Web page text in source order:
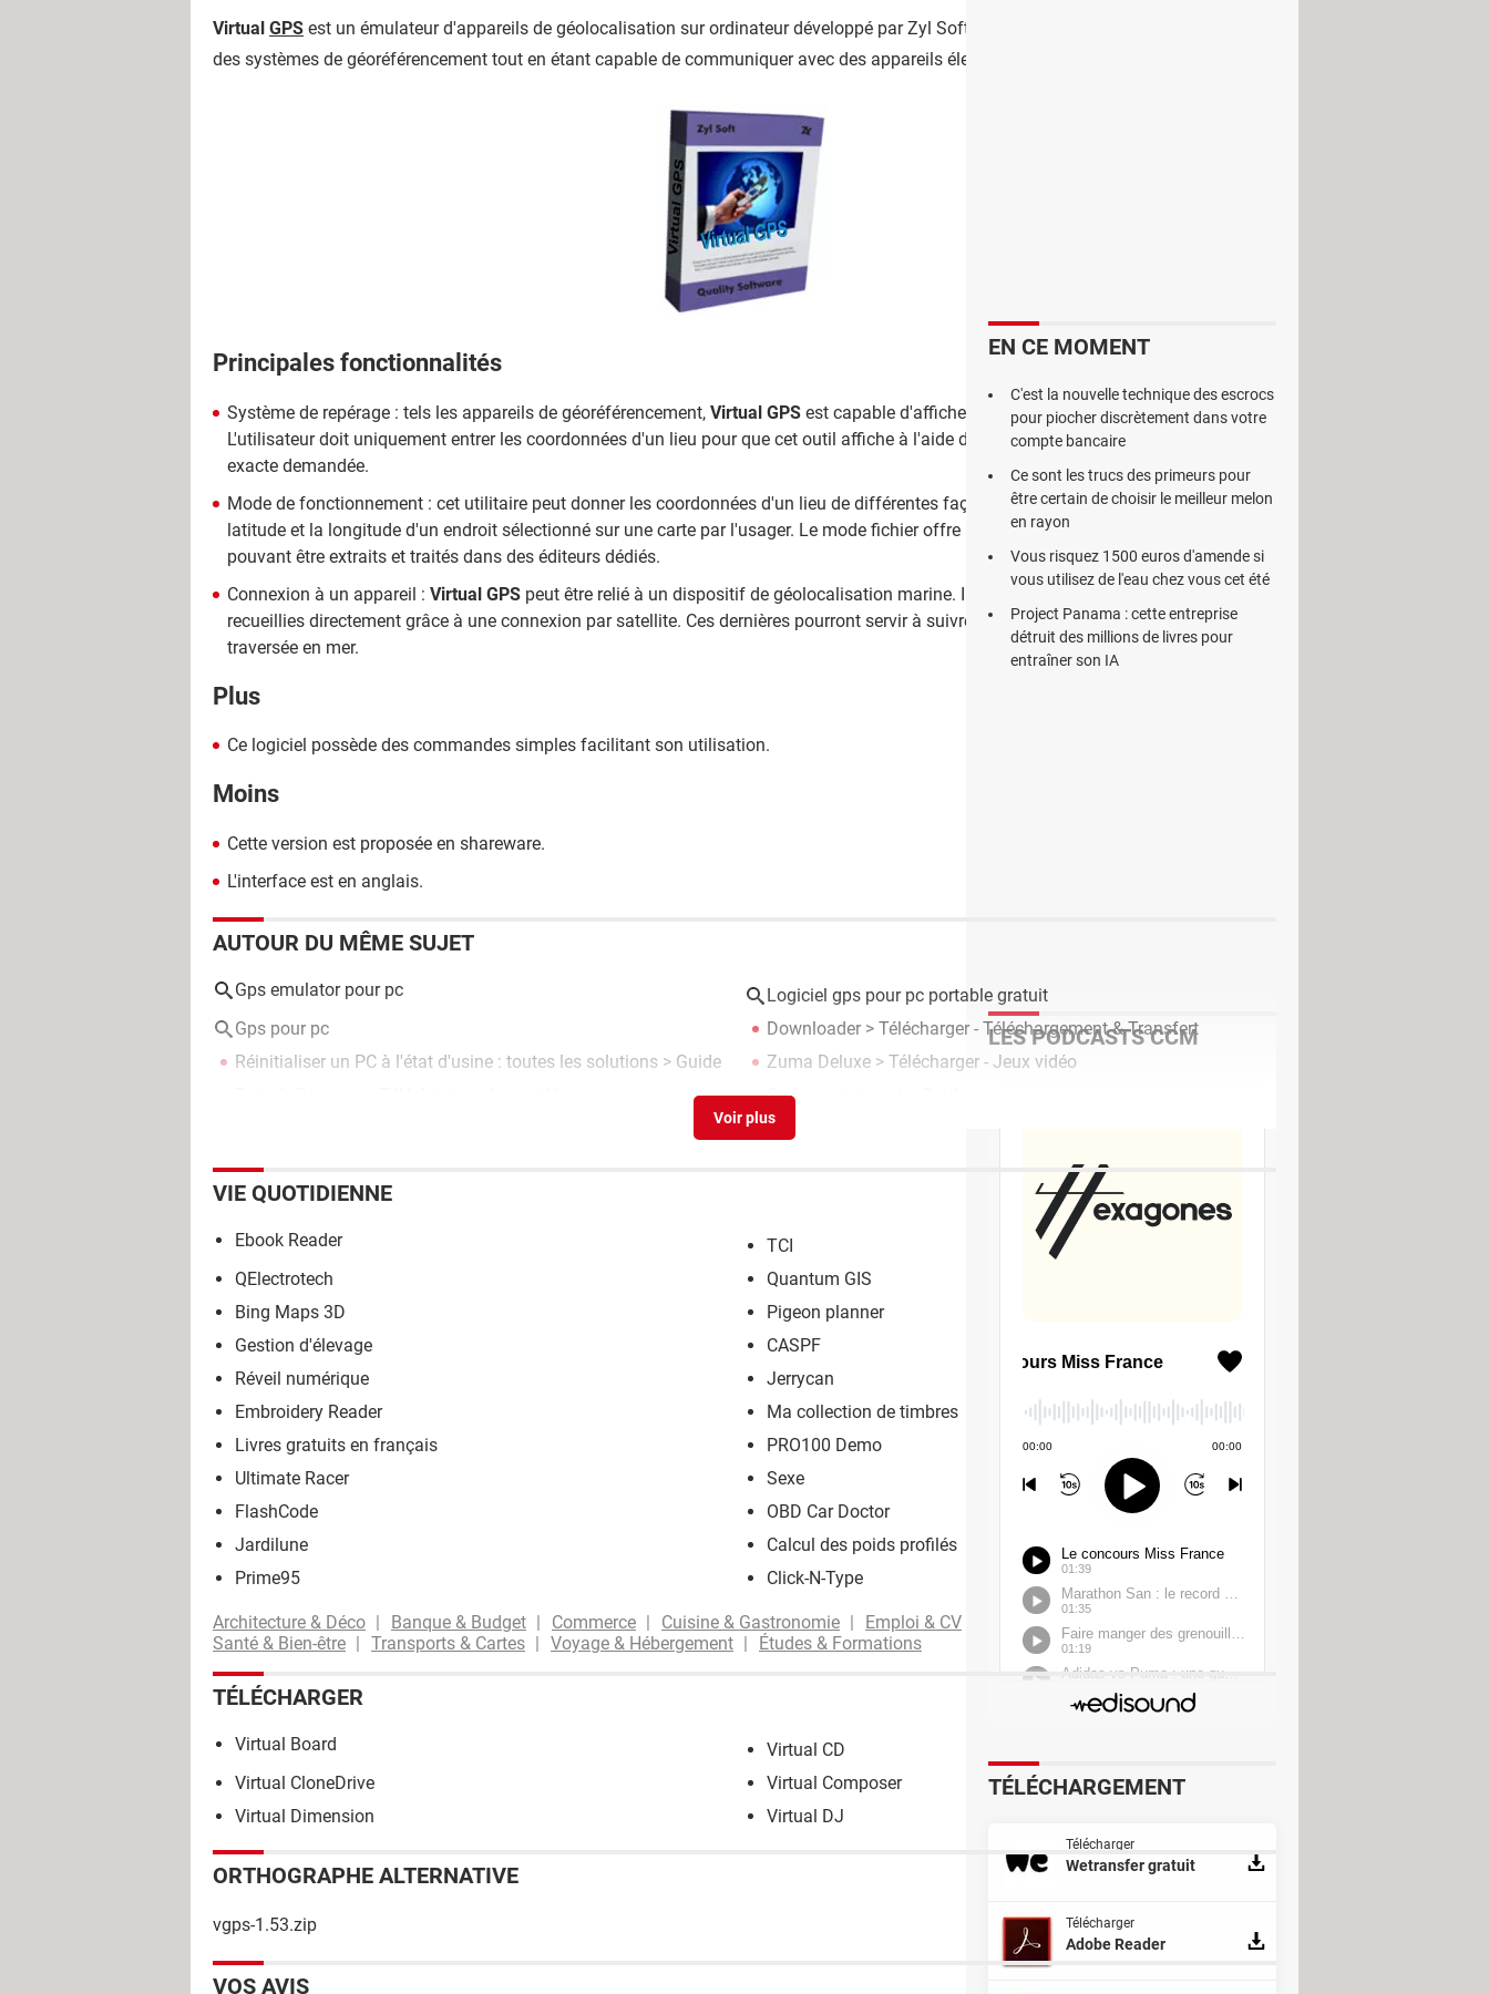
Virtual GPS est un émulateur d'appareils de géolocalisation sur ordinateur développé par Zyl Soft. Il possède toutes les fonctionnalités
des systèmes de géoréférencement tout en étant capable de communiquer avec des appareils électroniques marins.
Principales fonctionnalités
Système de repérage : tels les appareils de géoréférencement, Virtual GPS est capable d'afficher n'importe quel endroit sur la planète.
L'utilisateur doit uniquement entrer les coordonnées d'un lieu pour que cet outil affiche à l'aide d'un logiciel de cartographie la position
exacte demandée.
Mode de fonctionnement : cet utilitaire peut donner les coordonnées d'un lieu de différentes façons. Le mode simulateur affiche la
latitude et la longitude d'un endroit sélectionné sur une carte par l'usager. Le mode fichier offre les résultats sous forme de textes
pouvant être extraits et traités dans des éditeurs dédiés.
Connexion à un appareil : Virtual GPS peut être relié à un dispositif de géolocalisation marine. Il permet d'envoyer les informations
recueillies directement grâce à une connexion par satellite. Ces dernières pourront servir à suivre la position d'un bateau lors de la
traversée en mer.
Plus
Ce logiciel possède des commandes simples facilitant son utilisation.
Moins
Cette version est proposée en shareware.
L'interface est en anglais.
AUTOUR DU MÊME SUJET
Gps emulator pour pc
Logiciel gps pour pc portable gratuit
Gps pour pc
Downloader > Télécharger - Téléchargement & Transfert
Réinitialiser un PC à l'état d'usine : toutes les solutions > Guide Zuma Deluxe > Télécharger - Jeux vidéo
Gps sans internet
VIE QUOTIDIENNE
Ebook Reader
TCI
QElectrotech
Quantum GIS
Bing Maps 3D
Pigeon planner
Gestion d'élevage
CASPF
Réveil numérique
Jerrycan
Embroidery Reader
Ma collection de timbres
Livres gratuits en français
PRO100 Demo
Ultimate Racer
Sexe
FlashCode
OBD Car Doctor
Jardilune
Calcul des poids profilés
Prime95
Click-N-Type
Architecture & Déco Banque & Budget Commerce Cuisine & Gastronomie Emploi & CV
Médias et Actualité
Santé & Bien-être
Transports & Cartes Voyage & Hébergement Études & Formations
TÉLÉCHARGER
Virtual Board
Virtual CD
Virtual CloneDrive
Virtual Composer
Virtual Dimension
Virtual DJ
ORTHOGRAPHE ALTERNATIVE
vgps-1.53.zip
VOS AVIS
EN CE MOMENT
C'est la nouvelle technique des escrocs
pour piocher discrètement dans votre
compte bancaire
Ce sont les trucs des primeurs pour
être certain de choisir le meilleur melon
en rayon
Vous risquez 1500 euros d'amende si
vous utilisez de l'eau chez vous cet été
Project Panama : cette entreprise
détruit des millions de livres pour
entraîner son IA
LES PODCASTS CCM
TÉLÉCHARGEMENT
Télécharger
Wetransfer gratuit
Télécharger
Adobe Reader